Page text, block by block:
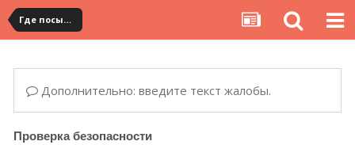
Где посылка?
Дополнительно: введите текст жалобы.
Проверка безопасности